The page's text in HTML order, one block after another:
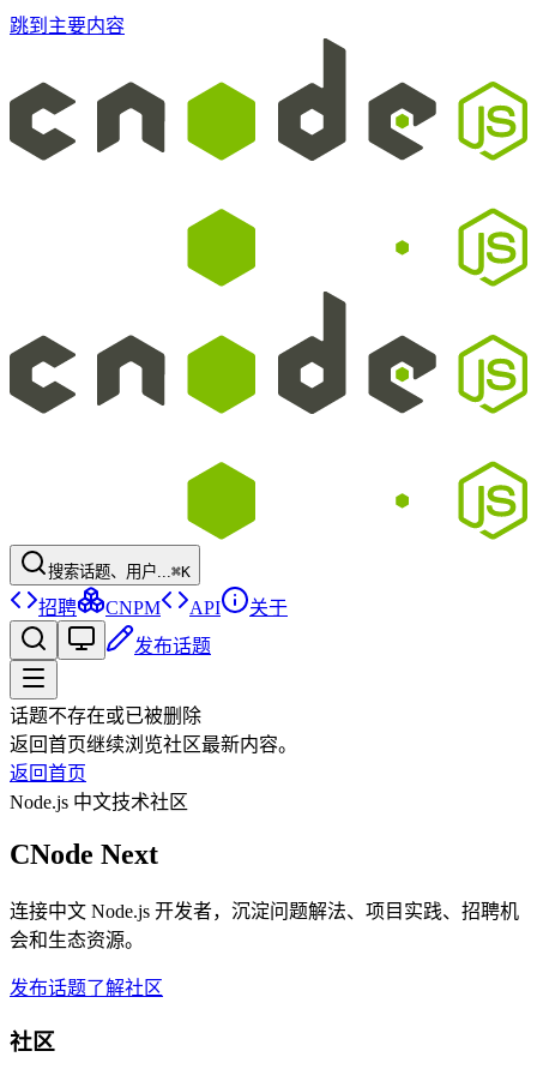
跳到主要内容
搜索话题、用户...⌘K
招聘 CNPM API
关于
发布话题
话题不存在或已被删除
返回首页继续浏览社区最新内容。
返回首页
Node.js 中文技术社区
CNode Next
连接中文 Node.js 开发者，沉淀问题解法、项目实践、招聘机
会和生态资源。
发布话题了解社区
社区